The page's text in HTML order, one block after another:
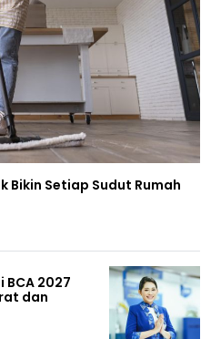
Bikin Setiap Sudut Rumah
2027
dan